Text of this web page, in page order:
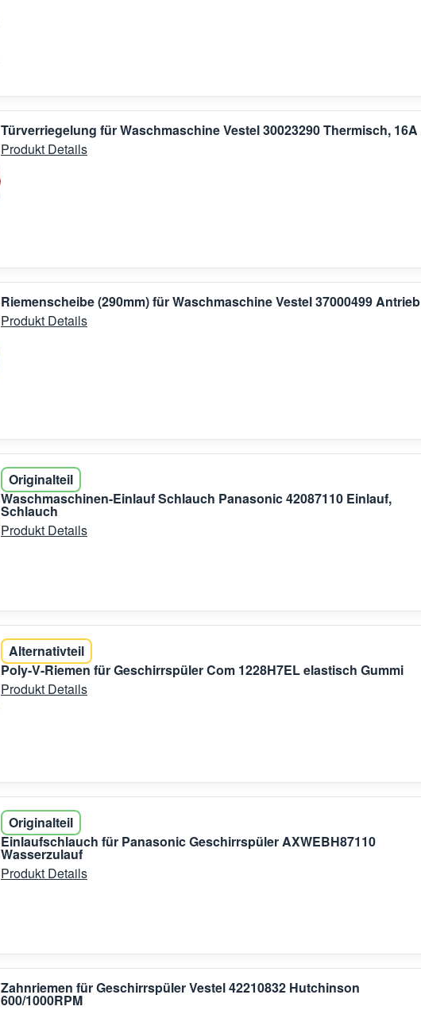
Türverriegelung für Waschmaschine Vestel 30023290 Thermisch, 16A
Produkt Details
Riemenscheibe (290mm) für Waschmaschine Vestel 37000499 Antrieb
Produkt Details
Originalteil
Waschmaschinen-Einlauf Schlauch Panasonic 42087110 Einlauf,
Schlauch
Produkt Details
Alternativteil
Poly-V-Riemen für Geschirrspüler Com 1228H7EL elastisch Gummi
Produkt Details
Originalteil
Einlaufschlauch für Panasonic Geschirrspüler AXWEBH87110
Wasserzulauf
Produkt Details
Zahnriemen für Geschirrspüler Vestel 42210832 Hutchinson
600/1000RPM